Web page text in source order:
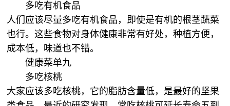
多吃有机食品
人们应该尽量多吃有机食品，即使是有机的根茎蔬菜
也行。这些食物对身体健康非常有好处，种植方便，
成本低，味道也不错。
健康菜单九
多吃核桃
大家应该多吃核桃，它的脂肪含量低，是最好的坚果